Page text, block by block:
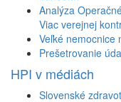
Analýza
Viac verejnej
Veľké nemocnice
Prešetrovanie
HPI v médiách
Slovenské